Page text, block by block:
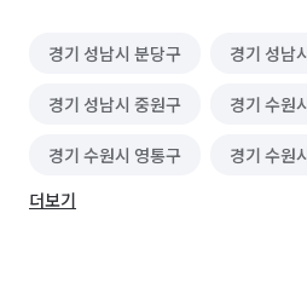
경기 성남시 분당구 경기 성남
경기 성남시 중원구 경기 수원
경기 수원시 영통구 경기 수원
경기 수원시 팔달구
더보기